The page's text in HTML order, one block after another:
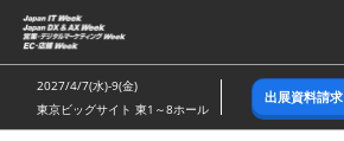
ス
キ
ッ
し
2027/4/7(水)-9(金)
東京ビッグサイト 東1～8ホール
出展資料請求